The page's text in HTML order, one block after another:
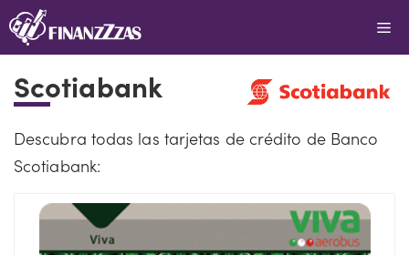
Saltar
al
Scotiabank
Descubra todas las tarjetas de crédito de Banco
Scotiabank: